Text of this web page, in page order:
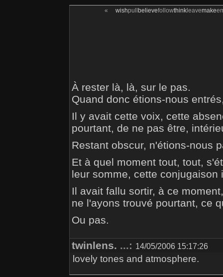
« wishpull believefollowthinkleavemake
À rester là, là, sur le pas.
Quand donc étions-nous
Il y avait cette voix, cette
pourtant, de ne pas être,
Restant obscur, n'étions-nous
Et à quel moment tout, tout,
leur somme, cette conjugaison
Il avait fallu sortir, à ce
ne l'ayons trouvé pourtant, ce
Ou pas.
twinlens. ...: 14/05/2006 15:17:26
lovely tones and atmosphere.